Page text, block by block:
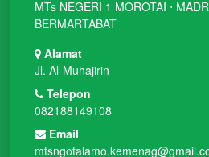
MTs NEGERI 1 MOROTAI ⋅
BERMARTABAT
Alamat
Jl. Al-Muhajirin
Telepon
082188149108
Email